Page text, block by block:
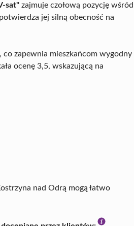
sat" zajmuje czołową pozycję wśród
jej silną obecność na
zapewnia mieszkańcom wygodny
ocenę 3,5, wskazującą na
nad Odrą mogą łatwo